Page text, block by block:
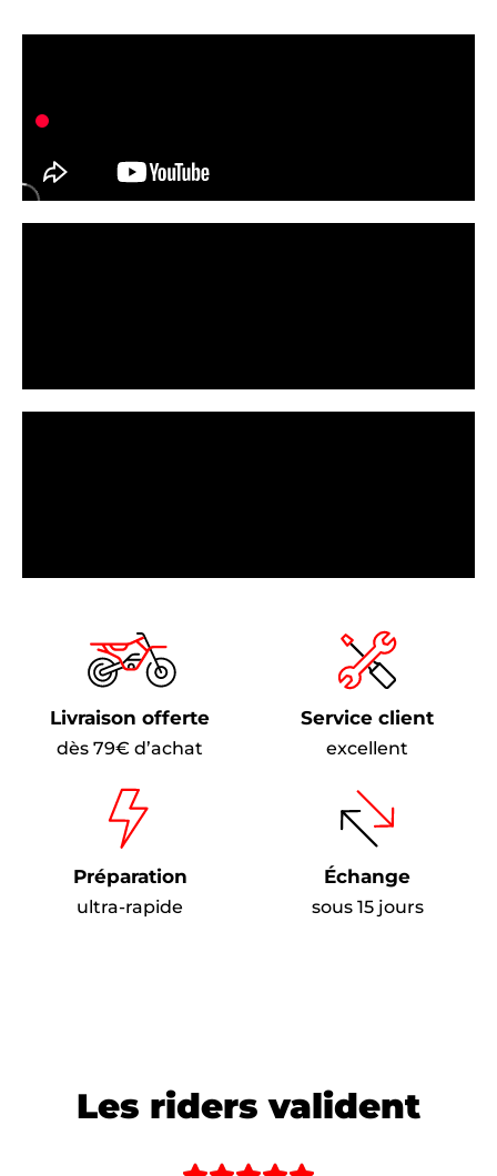
Livraison offerte
dès 79€ d’achat
Service client
excellent
Préparation
ultra-rapide
Échange
sous 15 jours
Les riders valident